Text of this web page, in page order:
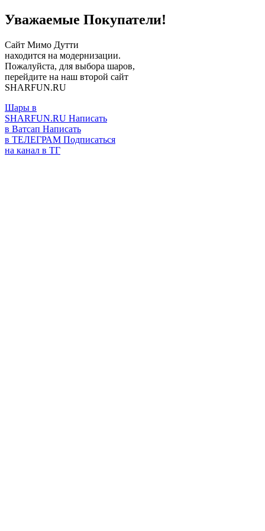
Уважаемые Покупатели!
Сайт Мимо Дутти
находится на модернизации.
Пожалуйста, для выбора шаров,
перейдите на наш второй сайт
SHARFUN.RU
Шары в
SHARFUN.RU Написать
в Ватсап Написать
в ТЕЛЕГРАМ Подписаться
на канал в ТГ